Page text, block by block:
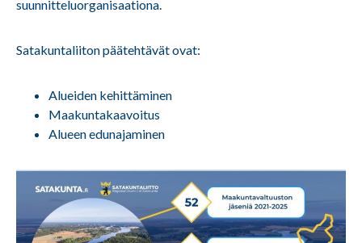
suunnitteluorganisaationa.
Satakuntaliiton päätehtävät ovat:
Alueiden kehittäminen
Maakuntakaavoitus
Alueen edunajaminen